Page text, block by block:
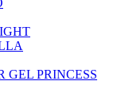
PRINCESS